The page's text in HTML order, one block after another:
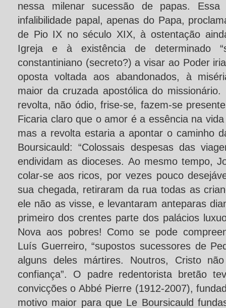
nessa milenar sucessão de papas. Essa
infalibilidade papal, apenas do Papa,
de Pio IX no século XIX, à ostentação
Igreja e à existência de determinado
constantiniano (secreto?) a visar ao Poder
oposta voltada aos abandonados, à
maior da cruzada apostólica do
revolta, não ódio, frise-se, fazem-se
Ficaria claro que o amor é a essência na
mas a revolta estaria a apontar o caminho
Boursicauld: “Colossais despesas das
endividam as dioceses. Ao mesmo tempo,
colar-se aos ricos, por vezes pouco
sua chegada, retiraram da rua todas as
ele não as visse, e levantaram anteparas
primeiro dos crentes parte dos palácios
Nova aos pobres! Como se pode
Luís Guerreiro, “supostos sucessores de
alguns deles mártires. Noutros, Cristo
confiança”. O padre redentorista bretão
convicções o Abbé Pierre (1912-2007),
motivo maior para que Le Boursicauld